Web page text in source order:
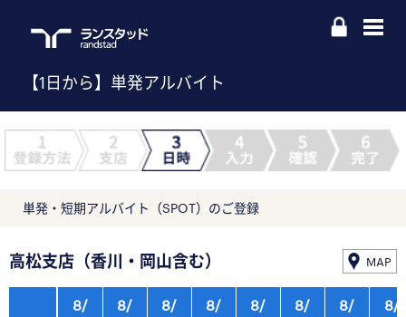
【1日から】単発アルバイト
単発・短期アルバイト（SPOT）のご登録
高松支店（香川・岡山含む） MAP
8/
8/
8/
8/
8/
8/
8/
8/